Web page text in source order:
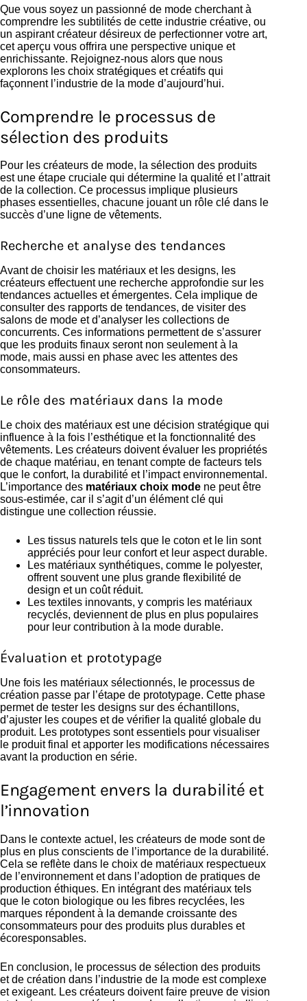
Que vous soyez un passionné de mode cherchant à
comprendre les subtilités de cette industrie créative, ou
un aspirant créateur désireux de perfectionner votre art,
cet aperçu vous offrira une perspective unique et
enrichissante. Rejoignez-nous alors que nous
explorons les choix stratégiques et créatifs qui
façonnent l’industrie de la mode d’aujourd’hui.
Comprendre le processus de
sélection des produits
Pour les créateurs de mode, la sélection des produits
est une étape cruciale qui détermine la qualité et l’attrait
de la collection. Ce processus implique plusieurs
phases essentielles, chacune jouant un rôle clé dans le
succès d’une ligne de vêtements.
Recherche et analyse des tendances
Avant de choisir les matériaux et les designs, les
créateurs effectuent une recherche approfondie sur les
tendances actuelles et émergentes. Cela implique de
consulter des rapports de tendances, de visiter des
salons de mode et d’analyser les collections de
concurrents. Ces informations permettent de s’assurer
que les produits finaux seront non seulement à la
mode, mais aussi en phase avec les attentes des
consommateurs.
Le rôle des matériaux dans la mode
Le choix des matériaux est une décision stratégique qui
influence à la fois l’esthétique et la fonctionnalité des
vêtements. Les créateurs doivent évaluer les propriétés
de chaque matériau, en tenant compte de facteurs tels
que le confort, la durabilité et l’impact environnemental.
L’importance des matériaux choix mode ne peut être
sous-estimée, car il s’agit d’un élément clé qui
distingue une collection réussie.
Les tissus naturels tels que le coton et le lin sont
appréciés pour leur confort et leur aspect durable.
Les matériaux synthétiques, comme le polyester,
offrent souvent une plus grande flexibilité de
design et un coût réduit.
Les textiles innovants, y compris les matériaux
recyclés, deviennent de plus en plus populaires
pour leur contribution à la mode durable.
Évaluation et prototypage
Une fois les matériaux sélectionnés, le processus de
création passe par l’étape de prototypage. Cette phase
permet de tester les designs sur des échantillons,
d’ajuster les coupes et de vérifier la qualité globale du
produit. Les prototypes sont essentiels pour visualiser
le produit final et apporter les modifications nécessaires
avant la production en série.
Engagement envers la durabilité et
l’innovation
Dans le contexte actuel, les créateurs de mode sont de
plus en plus conscients de l’importance de la durabilité.
Cela se reflète dans le choix de matériaux respectueux
de l’environnement et dans l’adoption de pratiques de
production éthiques. En intégrant des matériaux tels
que le coton biologique ou les fibres recyclées, les
marques répondent à la demande croissante des
consommateurs pour des produits plus durables et
écoresponsables.
En conclusion, le processus de sélection des produits
et de création dans l’industrie de la mode est complexe
et exigeant. Les créateurs doivent faire preuve de vision